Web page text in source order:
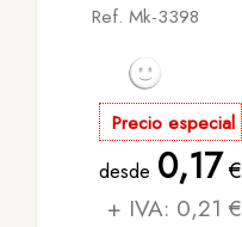
Ref. Mk-3398
Precio especial
desde 0,17 €
+ IVA: 0,21 €